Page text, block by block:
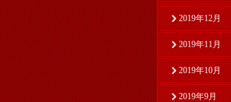
2019年12月
2019年11月
2019年10月
2019年9月